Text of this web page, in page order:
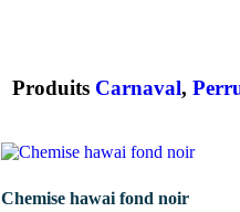
Produits Carnaval,
Chemise hawai fond noir